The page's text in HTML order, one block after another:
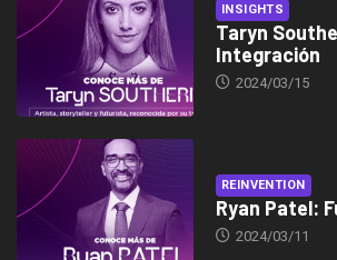
INSIGHTS
Taryn
Integración
2024/03/15
REINVENTION
Ryan Patel:
2024/03/11